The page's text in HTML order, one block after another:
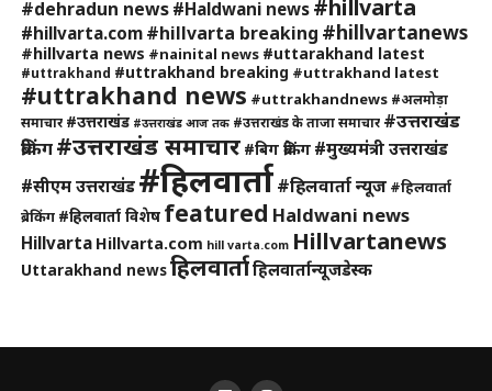
#dehradun news #Haldwani news #hillvarta
#hillvarta.com #hillvarta breaking #hillvartanews
#hillvarta news #nainital news #uttarakhand latest
#uttrakhand #uttrakhand breaking #uttrakhand latest
#uttrakhand news #uttrakhandnews #अलमोड़ा
समाचार #उत्तराखंड #उत्तराखंड आज तक #उत्तराखंड के ताजा समाचार #उत्तराखंड
ब्रेकिंग#उत्तराखंड समाचार #बिग ब्रेकिंग #मुख्यमंत्री उत्तराखंड
#सीएम उत्तराखंड #हिलवार्ता#हिलवार्ता न्यूज #हिलवार्ता
ब्रेकिंग #हिलवार्ता विशेष featured Haldwani news
Hillvarta Hillvarta.com hill varta.com Hillvartanews
Uttarakhand newsहिलवार्ताहिलवार्तान्यूजडेस्क